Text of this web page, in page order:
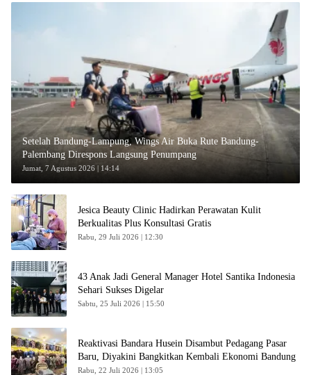
Setelah Bandung-Lampung, Wings Air Buka Rute Bandung-
Palembang Direspons Langsung Penumpang
Jumat, 7 Agustus 2026 | 14:14
Jesica Beauty Clinic Hadirkan Perawatan Kulit
Berkualitas Plus Konsultasi Gratis
Rabu, 29 Juli 2026 | 12:30
43 Anak Jadi General Manager Hotel Santika Indonesia
Sehari Sukses Digelar
Sabtu, 25 Juli 2026 | 15:50
Reaktivasi Bandara Husein Disambut Pedagang Pasar
Baru, Diyakini Bangkitkan Kembali Ekonomi Bandung
Rabu, 22 Juli 2026 | 13:05